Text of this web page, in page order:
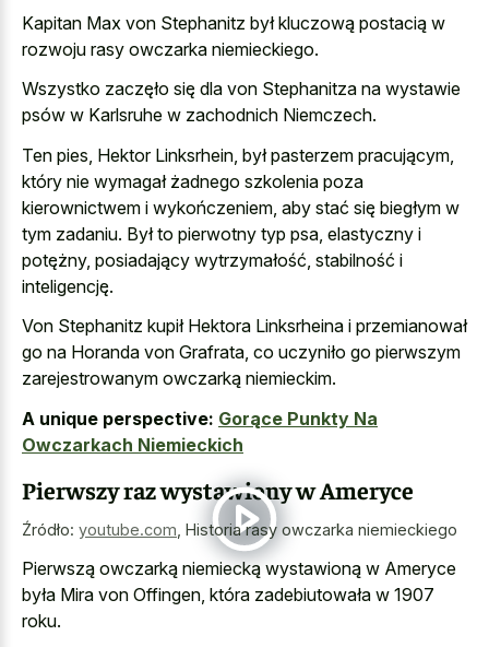
Kapitan Max von Stephanitz był kluczową postacią w
rozwoju rasy owczarka niemieckiego.
Wszystko zaczęło się dla von Stephanitza na wystawie
psów w Karlsruhe w zachodnich Niemczech.
Ten pies, Hektor Linksrhein, był pasterzem pracującym,
który nie wymagał żadnego szkolenia poza
kierownictwem i wykończeniem, aby stać się biegłym w
tym zadaniu. Był to pierwotny typ psa, elastyczny i
potężny, posiadający wytrzymałość, stabilność i
inteligencję.
Von Stephanitz kupił Hektora Linksrheina i przemianował
go na Horanda von Grafrata, co uczyniło go pierwszym
zarejestrowanym owczarką niemieckim.
A unique perspective: Gorące Punkty Na
Owczarkach Niemieckich
Pierwszy raz wystawiony w Ameryce
Źródło: youtube.com Historia rasy owczarka niemieckiego
Pierwszą owczarką niemiecką wystawioną w Ameryce
była Mira von Offingen, która zadebiutowała w 1907
roku.